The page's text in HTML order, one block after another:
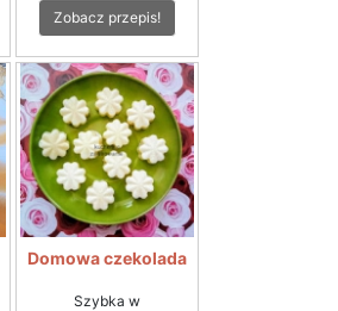
Zobacz przepis!
Domowa czekolada
Szybka w